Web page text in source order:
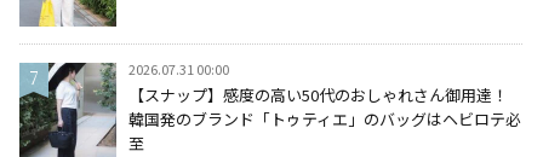
2026.07.31 00:00
【スナップ】感度の高い50代のおしゃれさん御用達！
韓国発のブランド「トゥティエ」のバッグはヘビロテ必
至